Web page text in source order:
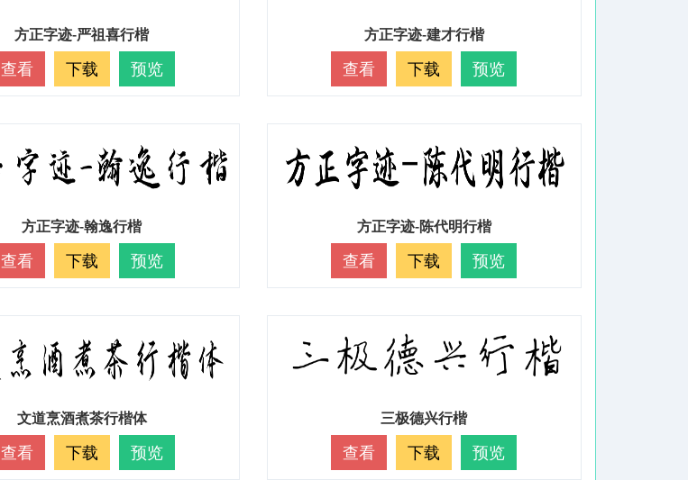
方正字迹-严祖喜行楷
查看 下载 预览
方正字迹-建才行楷
查看 下载 预览
方正字迹-翰逸行楷
查看 下载 预览
方正字迹-陈代明行楷
查看 下载 预览
文道烹酒煮茶行楷体
查看 下载 预览
三极德兴行楷
查看 下载 预览